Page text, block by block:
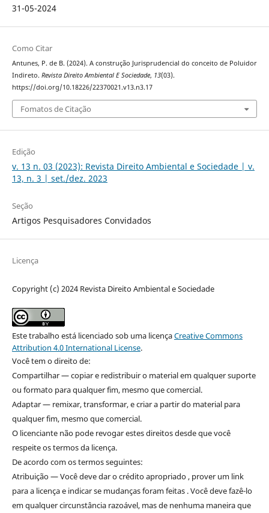
31-05-2024
Como Citar
Antunes, P. de B. (2024). A construção Jurisprudencial do conceito de Poluidor
Indireto. Revista Direito Ambiental E Sociedade, 13(03).
https://doi.org/10.18226/22370021.v13.n3.17
Fomatos de Citação
Edição
v. 13 n. 03 (2023): Revista Direito Ambiental e Sociedade | v.
13, n. 3 | set./dez. 2023
Seção
Artigos Pesquisadores Convidados
Licença
Copyright (c) 2024 Revista Direito Ambiental e Sociedade
Este trabalho está licenciado sob uma licençaCreative Commons
Attribution 4.0 International License.
Você tem o direito de:
Compartilhar — copiar e redistribuir o material em qualquer suporte
ou formato para qualquer fim, mesmo que comercial.
Adaptar — remixar, transformar, e criar a partir do material para
qualquer fim, mesmo que comercial.
O licenciante não pode revogar estes direitos desde que você
respeite os termos da licença.
De acordo com os termos seguintes:
Atribuição — Você deve dar o crédito apropriado , prover um link
para a licença e indicar se mudanças foram feitas . Você deve fazê-lo
em qualquer circunstância razoável, mas de nenhuma maneira que